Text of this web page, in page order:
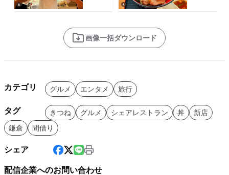
画像一括ダウンロード
カテゴリ グルメ エンタメ 旅行
タグ きつね グルメ シェアレストラン 丼
新店
鎌倉
間借り
シェア
配信企業へのお問い合わせ